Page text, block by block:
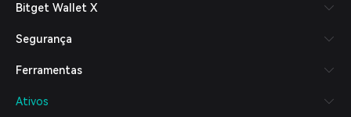
Italiano
Deutsch
繁體中文
Bahasa Indonesia
Bitget Wallet X
Segurança
Ferramentas
Ativos